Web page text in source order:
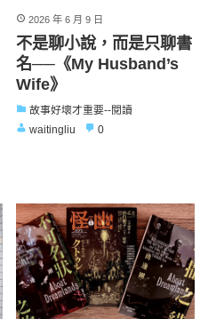
2026 年 6 月 9 日
不是聊小說，而是只聊書
名──《My Husband’s
Wife》
故事好壞才重要--閱讀
waitingliu
0